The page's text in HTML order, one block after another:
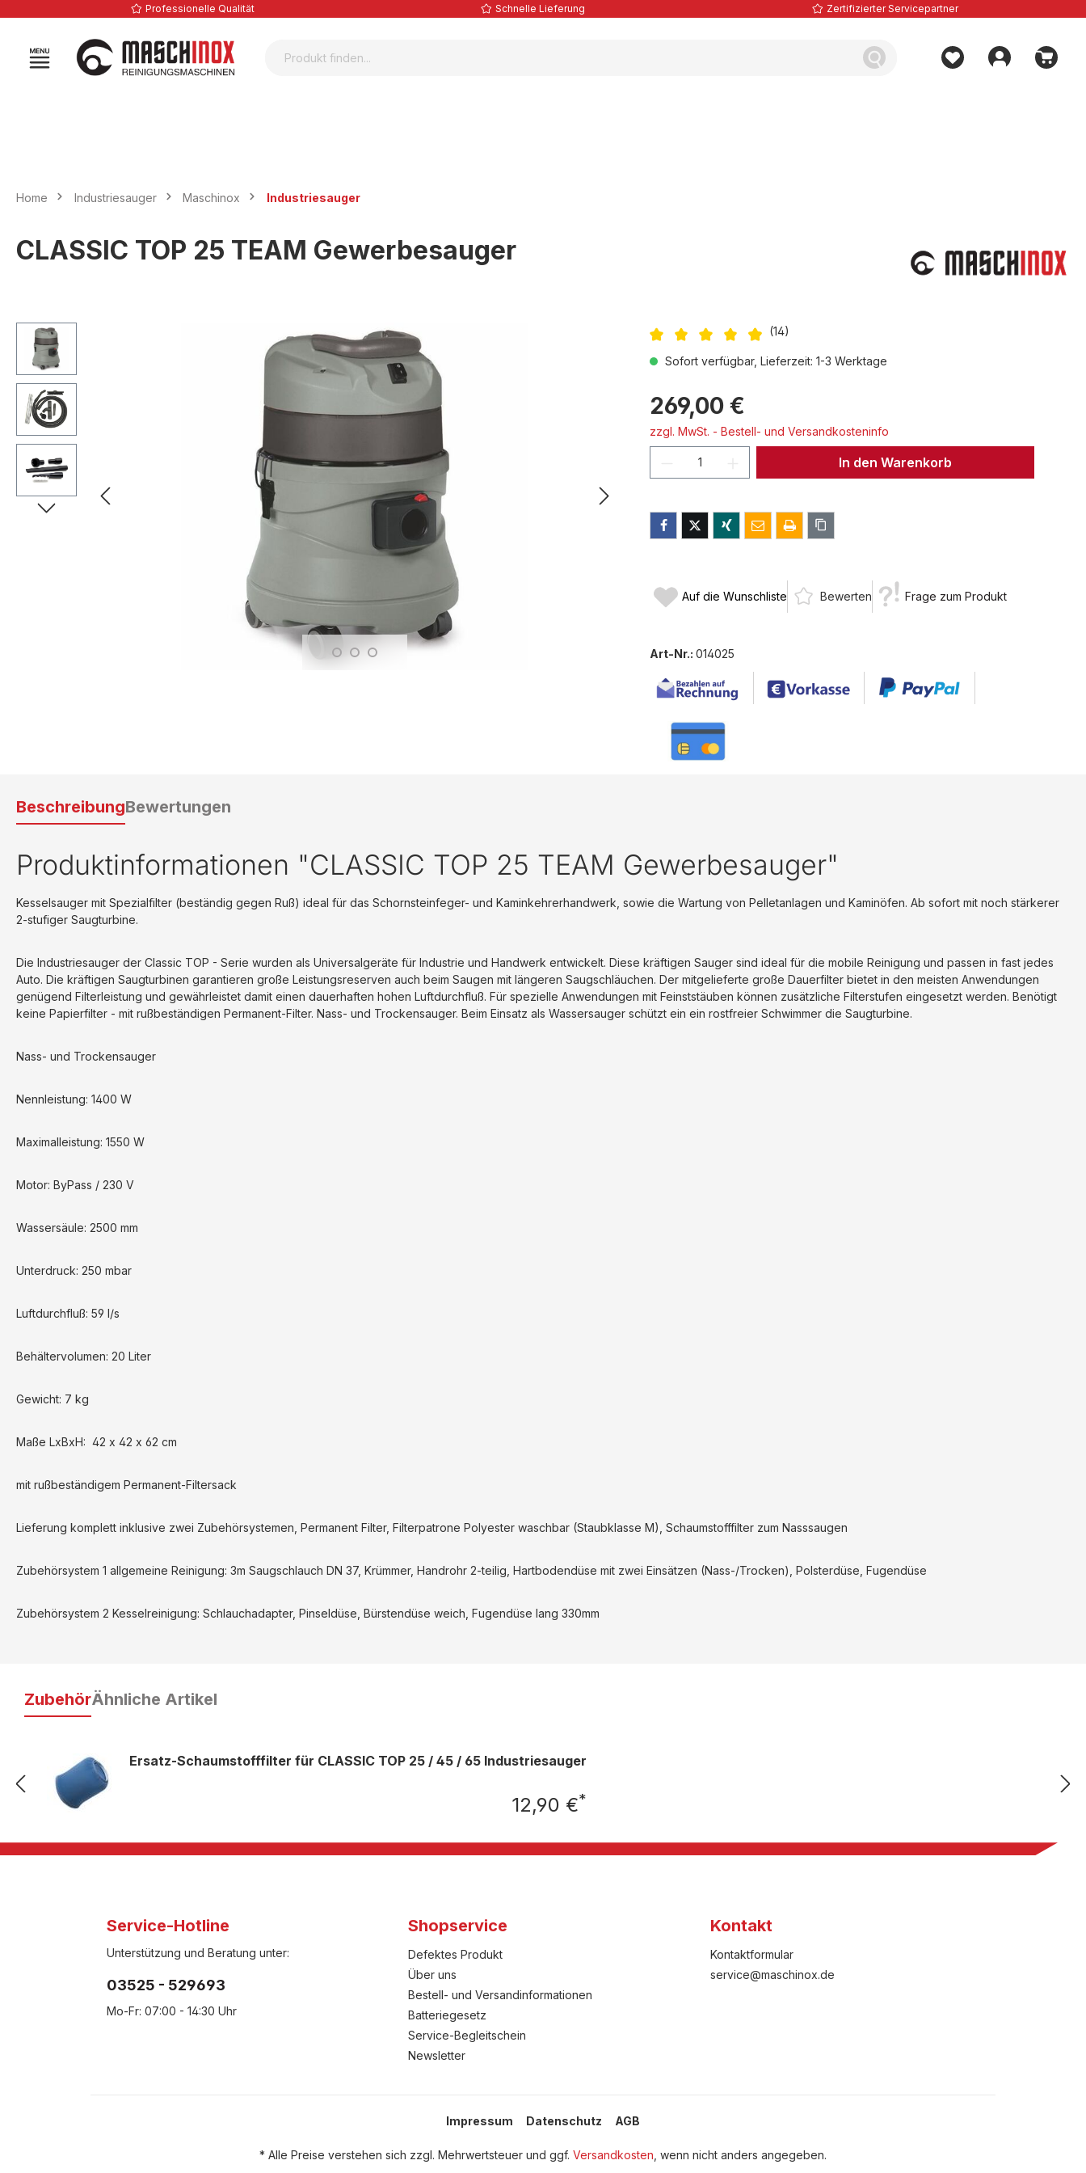
Zur Hauptnavigation springen
Professionelle Qualität Schnelle Lieferung Zertifizierter Servicepartner
Home Industriesauger Maschinox Industriesauger
CLASSIC TOP 25 TEAM Gewerbesauger
Bildergalerie überspringen
(14)
Sofort verfügbar, Lieferzeit: 1-3 Werktage
269,00 €
zzgl. MwSt. - Bestell- und Versandkosteninfo
Produkt Anzahl: Gib den gewünschten Wert
In den Warenkorb
Auf die Wunschliste Bewerten Frage zum Produkt
Art-Nr.: 014025
BeschreibungBewertungen
Produktinformationen "CLASSIC TOP 25 TEAM Gewerbesauger"
Kesselsauger mit Spezialfilter (beständig gegen Ruß) ideal für das Schornsteinfeger- und Kaminkehrerhandwerk, sowie die Wartung von Pelletanlagen und Kaminöfen. Ab sofort mit noch stärkerer
2-stufiger Saugturbine.
Die Industriesauger der Classic TOP - Serie wurden als Universalgeräte für Industrie und Handwerk entwickelt. Diese kräftigen Sauger sind ideal für die mobile Reinigung und passen in fast jedes
Auto. Die kräftigen Saugturbinen garantieren große Leistungsreserven auch beim Saugen mit längeren Saugschläuchen. Der mitgelieferte große Dauerfilter bietet in den meisten Anwendungen
genügend Filterleistung und gewährleistet damit einen dauerhaften hohen Luftdurchfluß. Für spezielle Anwendungen mit Feinststäuben können zusätzliche Filterstufen eingesetzt werden. Benötigt
keine Papierfilter - mit rußbeständigen Permanent-Filter. Nass- und Trockensauger. Beim Einsatz als Wassersauger schützt ein ein rostfreier Schwimmer die Saugturbine.
Nass- und Trockensauger
Nennleistung: 1400 W
Maximalleistung: 1550 W
Motor: ByPass / 230 V
Wassersäule: 2500 mm
Unterdruck: 250 mbar
Luftdurchfluß: 59 l/s
Behältervolumen: 20 Liter
Gewicht: 7 kg
Maße LxBxH: 42 x 42 x 62 cm
mit rußbeständigem Permanent-Filtersack
Lieferung komplett inklusive zwei Zubehörsystemen, Permanent Filter, Filterpatrone Polyester waschbar (Staubklasse M), Schaumstofffilter zum Nasssaugen
Zubehörsystem 1 allgemeine Reinigung: 3m Saugschlauch DN 37, Krümmer, Handrohr 2-teilig, Hartbodendüse mit zwei Einsätzen (Nass-/Trocken), Polsterdüse, Fugendüse
Zubehörsystem 2 Kesselreinigung: Schlauchadapter, Pinseldüse, Bürstendüse weich, Fugendüse lang 330mm
ZubehörÄhnliche Artikel
Ersatz-Schaumstofffilter für CLASSIC TOP 25 / 45 / 65 Industriesauger
Regulärer Preis:
12,90 €*
Service-Hotline
Unterstützung und Beratung unter:
03525 - 529693
Mo-Fr: 07:00 - 14:30 Uhr
Shopservice
Defektes Produkt
Über uns
Bestell- und Versandinformationen
Batteriegesetz
Service-Begleitschein
Newsletter
Kontakt
Kontaktformular
service@maschinox.de
Impressum Datenschutz AGB
* Alle Preise verstehen sich zzgl. Mehrwertsteuer und ggf. Versandkosten, wenn nicht anders angegeben.